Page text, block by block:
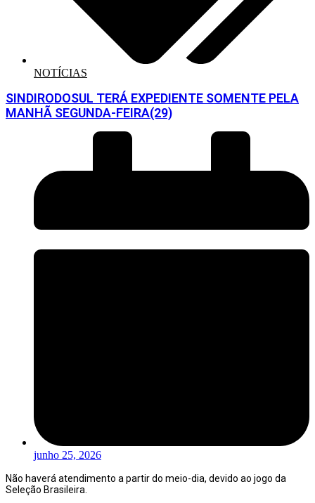
NOTÍCIAS
SINDIRODOSUL TERÁ EXPEDIENTE SOMENTE PELA
MANHÃ SEGUNDA-FEIRA(29)
junho 25, 2026
Não haverá atendimento a partir do meio-dia, devido ao jogo da
Seleção Brasileira.